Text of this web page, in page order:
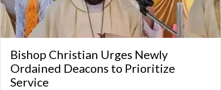
Bishop Christian Urges Newly
Ordained Deacons to Prioritize
Service